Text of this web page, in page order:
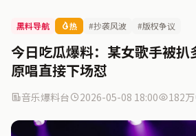
黑料导航 热 #抄袭风波 #版权争议
今日吃瓜爆料：某女歌手被扒
原唱直接下场怼
音乐爆料台 2026-05-08 18:00 182万